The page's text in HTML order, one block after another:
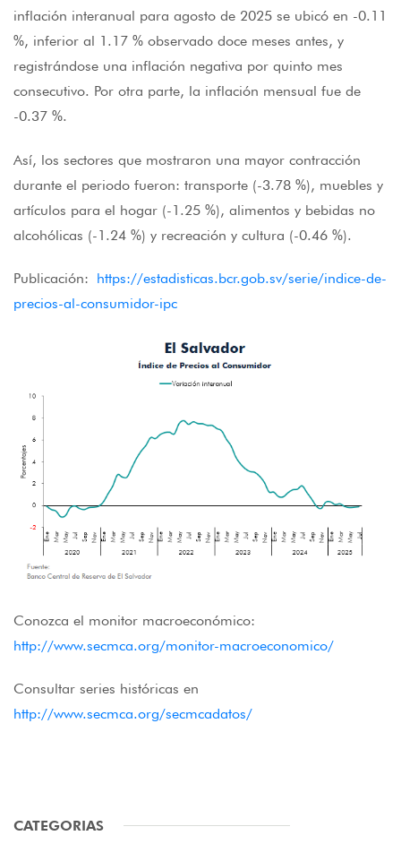
inflación interanual para agosto de 2025 se ubicó en -0.11
%, inferior al 1.17 % observado doce meses antes, y
registrándose una inflación negativa por quinto mes
consecutivo. Por otra parte, la inflación mensual fue de
-0.37 %.
Así, los sectores que mostraron una mayor contracción
durante el periodo fueron: transporte (-3.78 %), muebles y
artículos para el hogar (-1.25 %), alimentos y bebidas no
alcohólicas (-1.24 %) y recreación y cultura (-0.46 %).
Publicación: https://estadisticas.bcr.gob.sv/serie/indice-de-
precios-al-consumidor-ipc
Conozca el monitor macroeconómico:
http://www.secmca.org/monitor-macroeconomico/
Consultar series históricas en
http://www.secmca.org/secmcadatos/
CATEGORIAS